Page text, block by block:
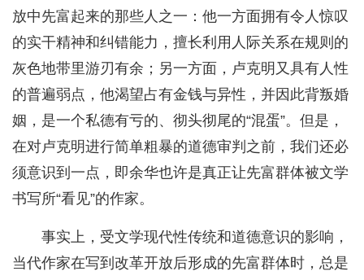
放中先富起来的那些人之一：他一方面拥有令人惊叹
的实干精神和纠错能力，擅长利用人际关系在规则的
灰色地带里游刃有余；另一方面，卢克明又具有人性
的普遍弱点，他渴望占有金钱与异性，并因此背叛婚
姻，是一个私德有亏的、彻头彻尾的“混蛋”。但是，
在对卢克明进行简单粗暴的道德审判之前，我们还必
须意识到一点，即余华也许是真正让先富群体被文学
书写所“看见”的作家。
事实上，受文学现代性传统和道德意识的影响，
当代作家在写到改革开放后形成的先富群体时，总是